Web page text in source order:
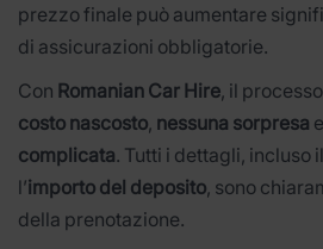
prezzo finale può aumentare
di assicurazioni obbligatorie.
Con Romanian Car Hire, il
costo nascosto, nessuna sorpresa e
complicata. Tutti i dettagli, incluso il
l’importo del deposito, sono
della prenotazione.